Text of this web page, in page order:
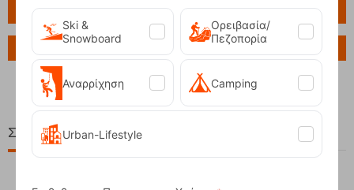
Πληροφορίες
Ερώτηση για το προϊόν
Σχετικά Προϊόντα
Ski &
Snowboard
Ορειβασία/
Πεζοπορία
Αναρρίχηση Camping
Urban-Lifestyle